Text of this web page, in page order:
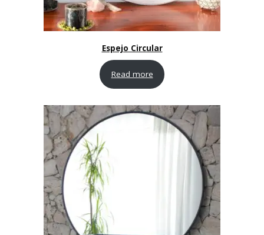
Espejo Circular
Read more